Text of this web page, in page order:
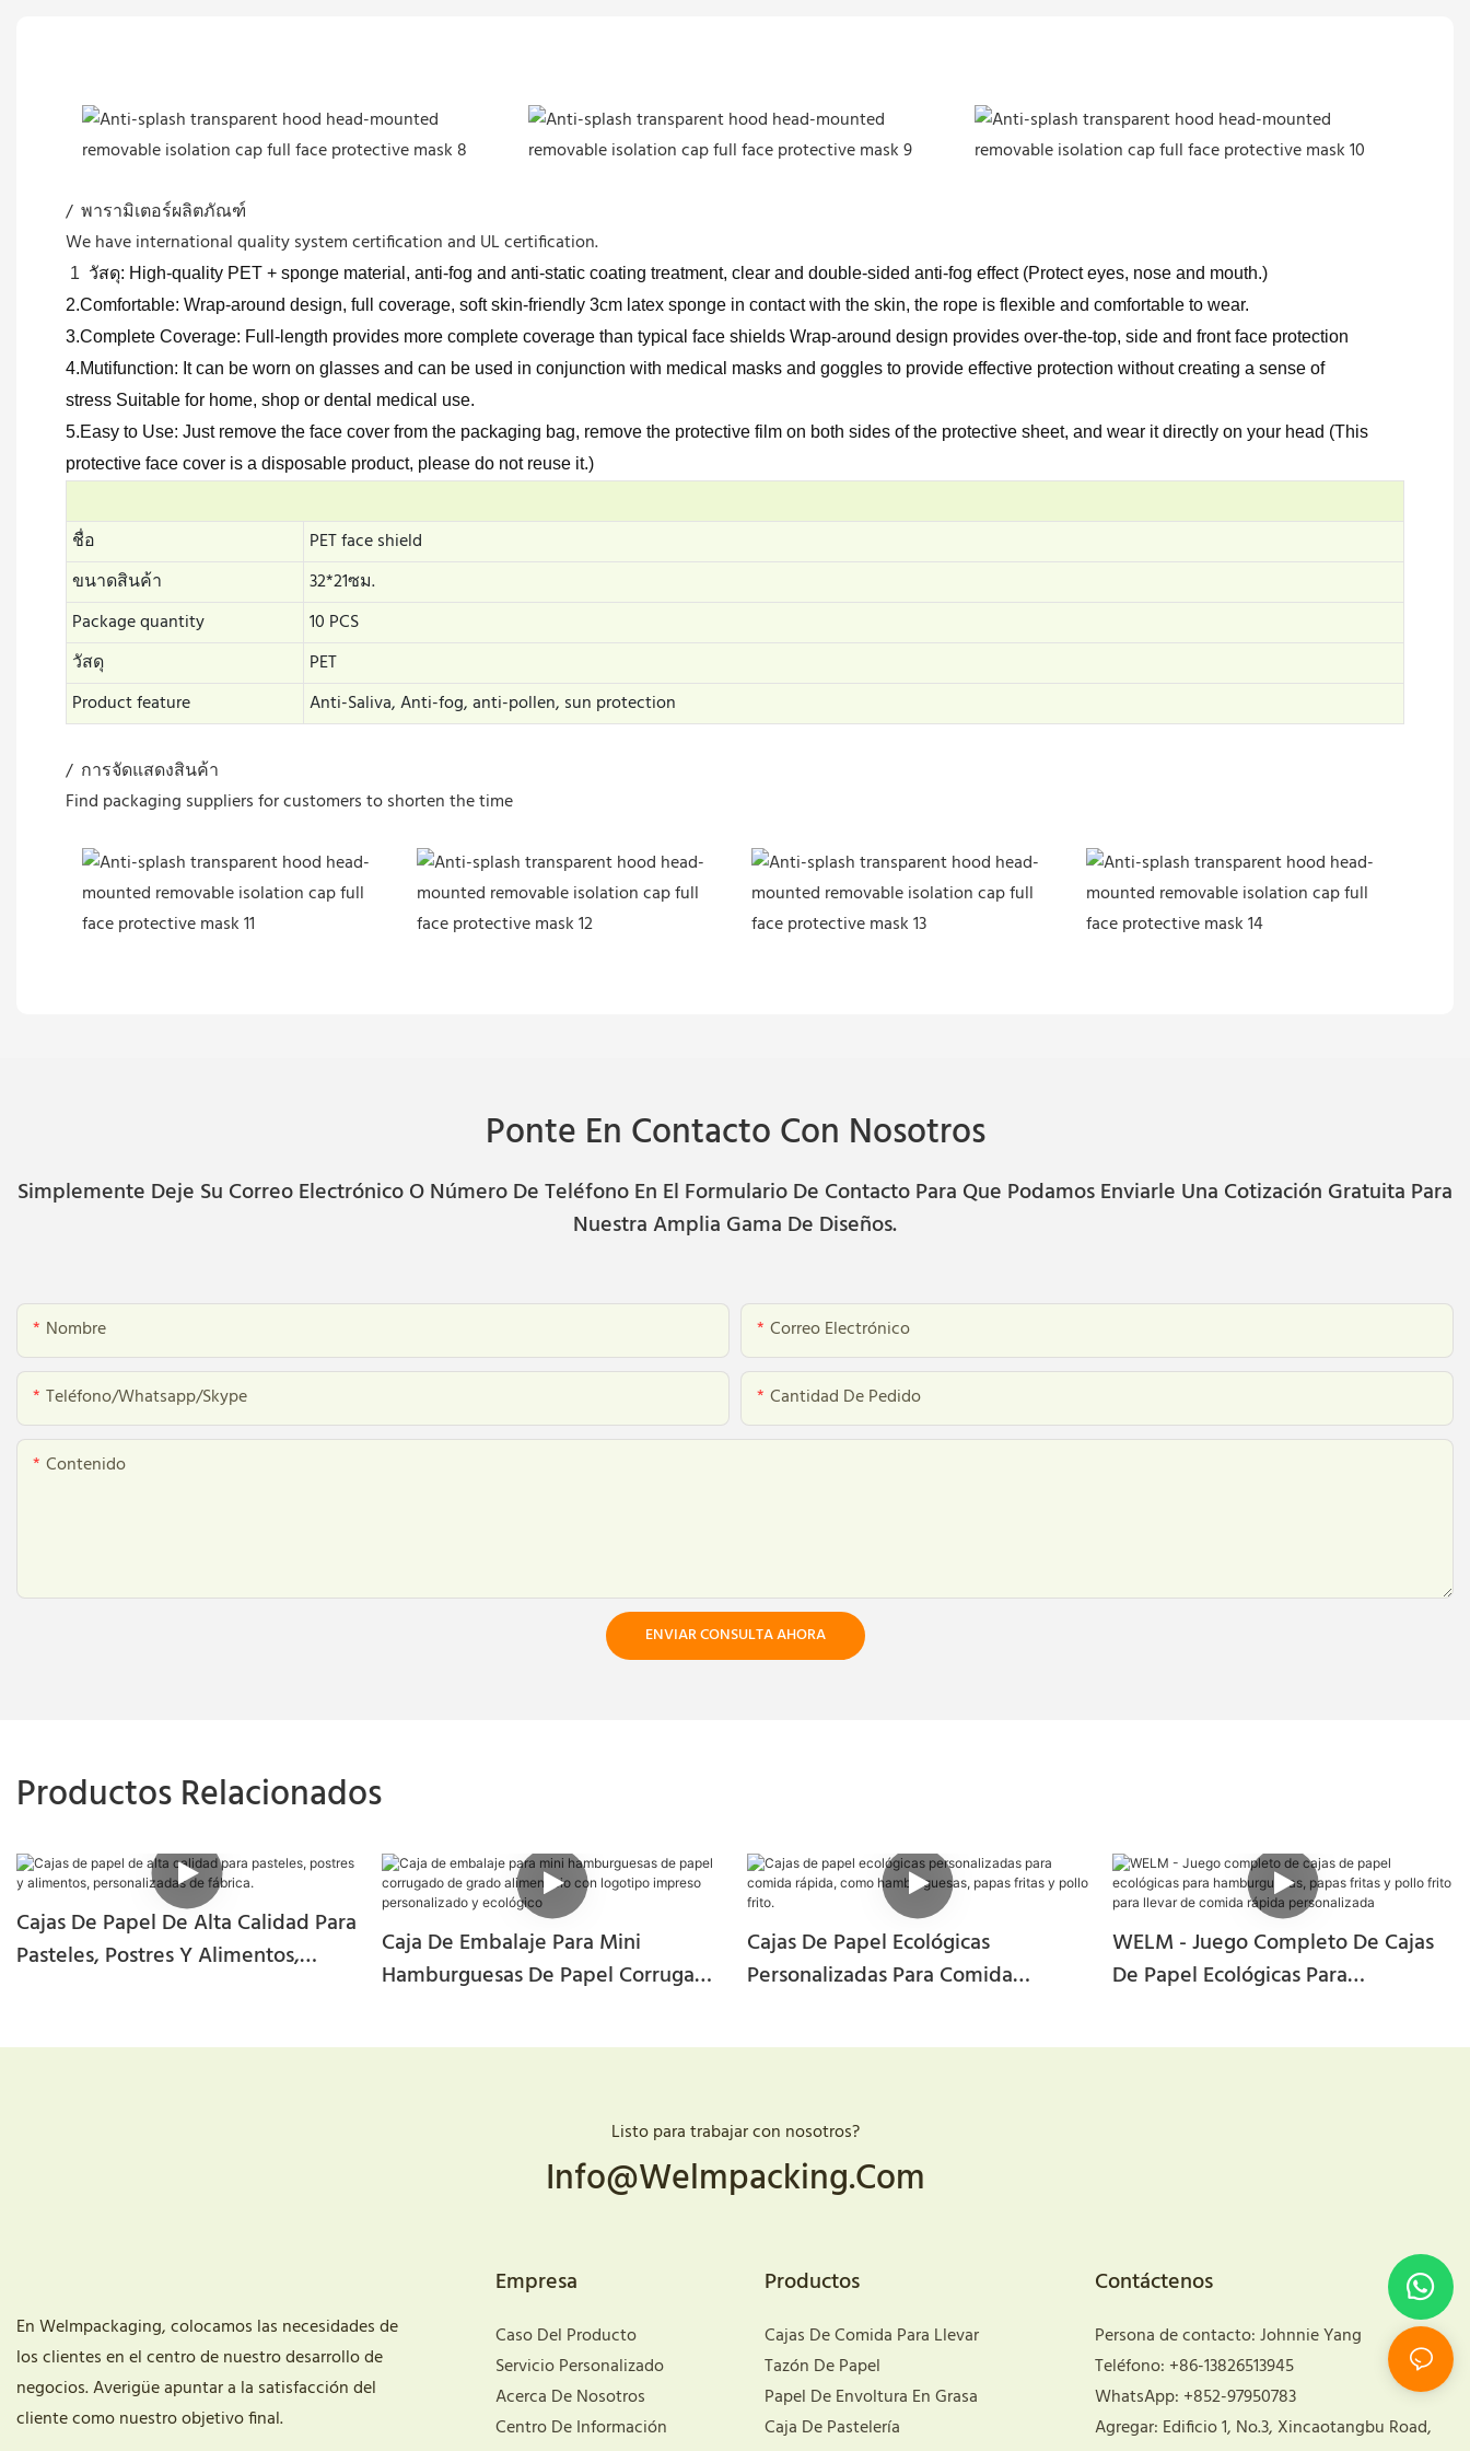
/ พารามิเตอร์ผลิตภัณฑ์
We have international quality system certification and UL certification.
1 วัสดุ: High-quality PET + sponge material, anti-fog and anti-static coating treatment, clear and double-sided anti-fog effect (Protect eyes, nose and mouth.)
2.Comfortable: Wrap-around design, full coverage, soft skin-friendly 3cm latex sponge in contact with the skin, the rope is flexible and comfortable to wear.
3.Complete Coverage: Full-length provides more complete coverage than typical face shields Wrap-around design provides over-the-top, side and front face protection
4.Mutifunction: It can be worn on glasses and can be used in conjunction with medical masks and goggles to provide effective protection without creating a sense of
stress Suitable for home, shop or dental medical use.
5.Easy to Use: Just remove the face cover from the packaging bag, remove the protective film on both sides of the protective sheet, and wear it directly on your head (This
protective face cover is a disposable product, please do not reuse it.)
ชื่อ
PET face shield
ขนาดสินค้า
32*21ซม.
Package quantity
10 PCS
วัสดุ
PET
Product feature
Anti-Saliva, Anti-fog, anti-pollen, sun protection
/ การจัดแสดงสินค้า
Find packaging suppliers for customers to shorten the time
Ponte En Contacto Con Nosotros
Simplemente Deje Su Correo Electrónico O Número De Teléfono En El Formulario De Contacto Para Que Podamos Enviarle Una Cotización Gratuita Para
Nuestra Amplia Gama De Diseños.
Nombre Correo Electrónico
Teléfono/whatsapp/skype Cantidad De Pedido
Contenido
ENVIAR CONSULTA AHORA
Productos Relacionados
Cajas De Papel De Alta Calidad Para
Pasteles, Postres Y Alimentos,
Caja De Embalaje Para Mini
Hamburguesas De Papel Corrugado
Impreso Personalizado Y Ecológico
Cajas De Papel Ecológicas
Personalizadas Para Comida
Papas Fritas Y Pollo Frito.
WELM - Juego Completo De Cajas
De Papel Ecológicas Para
Frito Para Llevar De Comida Rápida
Listo para trabajar con nosotros?
Info@welmpacking.com
En Welmpackaging, colocamos las necesidades de
los clientes en el centro de nuestro desarrollo de
negocios. Averigüe apuntar a la satisfacción del
cliente como nuestro objetivo final.
Empresa
Caso Del Producto
Servicio Personalizado
Acerca De Nosotros
Centro De Información
Productos
Cajas De Comida Para Llevar
Tazón De Papel
Papel De Envoltura En Grasa
Caja De Pastelería
Contáctenos
Persona de contacto: Johnnie Yang
Teléfono: +86-13826513945
WhatsApp: +852-97950783
Agregar: Edificio 1, No.3, Xincaotangbu Road,